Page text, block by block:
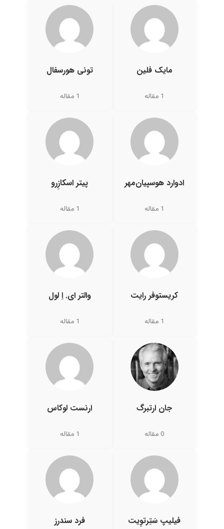
مایک فلین
1 مقاله
تونی هورسفال
1 مقاله
ادوارد هوسپیان‌مهر
1 مقاله
پیتر اسکازِرو
1 مقاله
کریستوفر رایت
1 مقاله
والتر ای. اِ لول
1 مقاله
جان ارتبرگ
0 مقاله
ارنست لوکاس
1 مقاله
فیلیپ سَتِرتوِیت فرد سندرز